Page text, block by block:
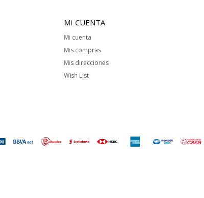
MI CUENTA
Mi cuenta
Mis compras
Mis direcciones
Wish List